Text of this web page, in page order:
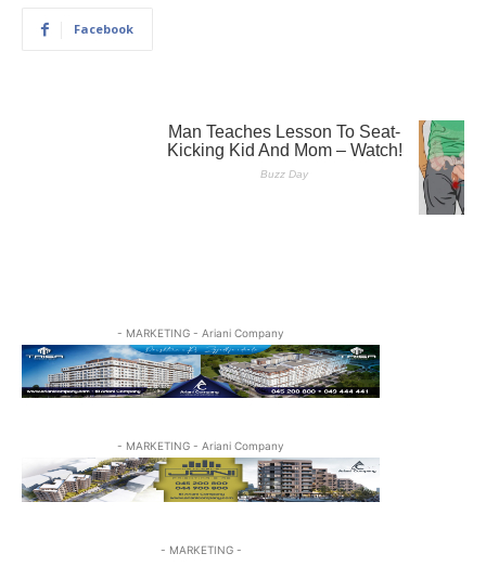
Facebook
- MARKETING - Ariani Company
- MARKETING - Ariani Company
- MARKETING -